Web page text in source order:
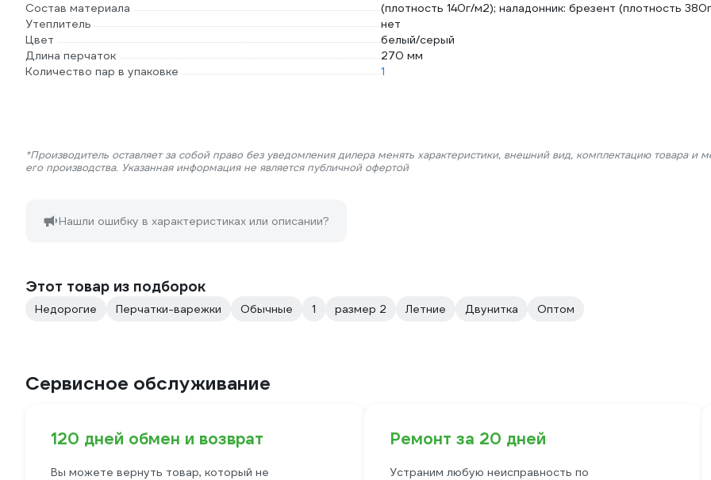
Состав материала
(плотность 140г/м2); наладонник: брезент (плотность
Утеплитель
нет
Цвет
белый/серый
Длина перчаток
270 мм
Количество пар в упаковке
1
*Производитель оставляет за собой право без уведомления дилера менять характеристики, внешний вид, комплектацию товара и
его производства. Указанная информация не является публичной офертой
Нашли ошибку в характеристиках или описании?
Этот товар из подборок
Недорогие Перчатки-варежки Обычные 1 размер 2 Летние Двунитка Оптом
Сервисное обслуживание
120 дней обмен и возврат
Вы можете вернуть товар, который не
Ремонт за 20 дней
Устраним любую неисправность по